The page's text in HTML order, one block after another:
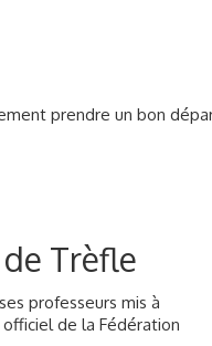
prendre un bon départ
Trèfle
de la Fédération